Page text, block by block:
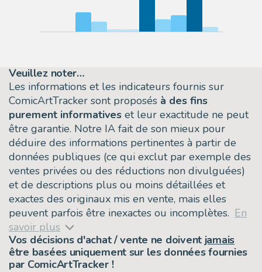
Veuillez noter…
Les informations et les indicateurs fournis sur
ComicArtTracker sont proposés à des fins
purement informatives et leur exactitude ne peut
être garantie. Notre IA fait de son mieux pour
déduire des informations pertinentes à partir de
données publiques (ce qui exclut par exemple des
ventes privées ou des réductions non divulguées)
et de descriptions plus ou moins détaillées et
exactes des originaux mis en vente, mais elles
peuvent parfois être inexactes ou incomplètes. En
savoir plus
Vos décisions d'achat / vente ne doivent jamais
être basées uniquement sur les données fournies
par ComicArtTracker !